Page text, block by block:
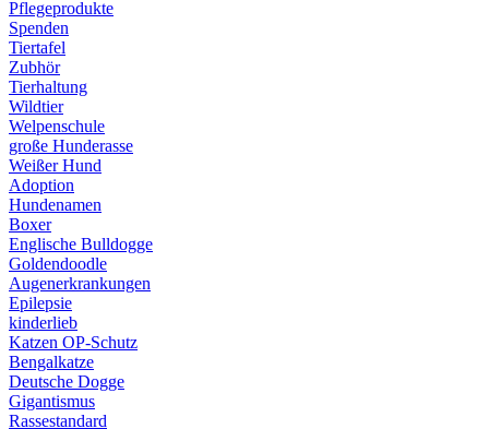
Pflegeprodukte
Spenden
Tiertafel
Zubhör
Tierhaltung
Wildtier
Welpenschule
große Hunderasse
Weißer Hund
Adoption
Hundenamen
Boxer
Englische Bulldogge
Goldendoodle
Augenerkrankungen
Epilepsie
kinderlieb
Katzen OP-Schutz
Bengalkatze
Deutsche Dogge
Gigantismus
Rassestandard